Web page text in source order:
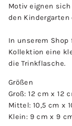
Motiv eignen
den
In unserem
Kollektion eine
die Trinkflasche.
Größen
Groß: 12 cm x 12
Mittel: 10,5 cm x
Klein: 9 cm x 9